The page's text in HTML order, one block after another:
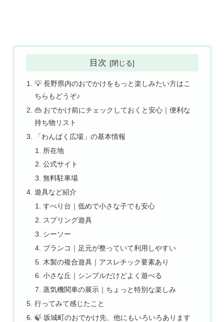
目次
💡 長野県内のおでかけをもっと楽しみたい方はこ
ちらもどうぞ♪
👜 おでかけ前にチェックしておくと安心｜便利な
持ち物リスト
「わんぱく広場」の基本情報
所在地
公式サイト
無料駐車場
遊具など紹介
すべり台｜低めで小さな子でも安心
スプリング遊具
シーソー
ブランコ｜足元が整っていて利用しやすい
木製の複合遊具｜アスレチック要素あり
小さな丘｜シンプルだけどよく遊べる
蒸気機関車の展示｜ちょっと特別な楽しみ
行ってみて感じたこと
🍃 坂城町のおでかけ先、他にもいろいろあります